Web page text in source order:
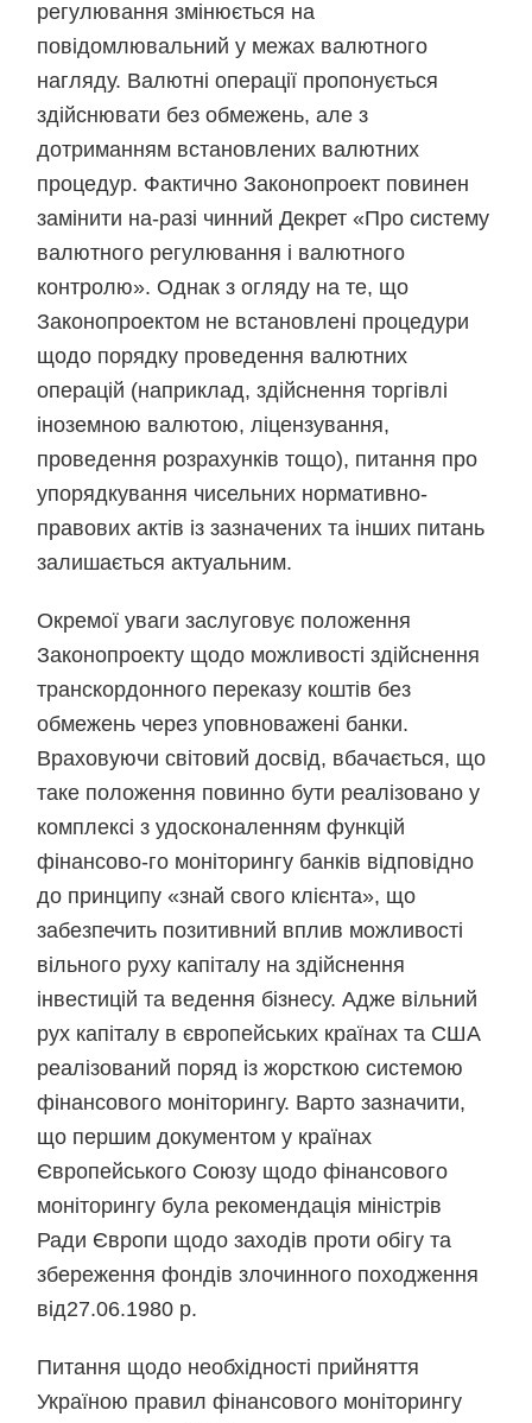
регулювання змінюється на
повідомлювальний у межах валютного
нагляду. Валютні операції пропонується
здійснювати без обмежень, але з
дотриманням встановлених валютних
процедур. Фактично Законопроект повинен
замінити на-разі чинний Декрет «Про систему
валютного регулювання і валютного
контролю». Однак з огляду на те, що
Законопроектом не встановлені процедури
щодо порядку проведення валютних
операцій (наприклад, здійснення торгівлі
іноземною валютою, ліцензування,
проведення розрахунків тощо), питання про
упорядкування чисельних нормативно-
правових актів із зазначених та інших питань
залишається актуальним.
Окремої уваги заслуговує положення
Законопроекту щодо можливості здійснення
транскордонного переказу коштів без
обмежень через уповноважені банки.
Враховуючи світовий досвід, вбачається, що
таке положення повинно бути реалізовано у
комплексі з удосконаленням функцій
фінансово-го моніторингу банків відповідно
до принципу «знай свого клієнта», що
забезпечить позитивний вплив можливості
вільного руху капіталу на здійснення
інвестицій та ведення бізнесу. Адже вільний
рух капіталу в європейських країнах та США
реалізований поряд із жорсткою системою
фінансового моніторингу. Варто зазначити,
що першим документом у країнах
Європейського Союзу щодо фінансового
моніторингу була рекомендація міністрів
Ради Європи щодо заходів проти обігу та
збереження фондів злочинного походження
від27.06.1980 р.
Питання щодо необхідності прийняття
Україною правил фінансового моніторингу